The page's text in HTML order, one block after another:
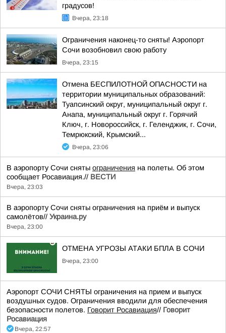
градусов!
Вчера, 23:18
Ограничения наконец-то сняты! Аэропорт
Сочи возобновил свою работу
Вчера, 23:15
Отмена БЕСПИЛОТНОЙ ОПАСНОСТИ на
территории муниципальных образований:
Туапсинский округ, муниципальный округ г.
Анапа, муниципальный округ г. Горячий
Ключ, г. Новороссийск, г. Геленджик, г. Сочи,
Темрюкский, Крымский...
Вчера, 23:06
В аэропорту Сочи сняты ограничения на полеты. Об этом
сообщает Росавиация.// ВЕСТИ
Вчера, 23:03
В аэропорту Сочи сняты ограничения на приём и выпуск
самолётов// Украина.ру
Вчера, 23:00
ОТМЕНА УГРОЗЫ АТАКИ БПЛА В СОЧИ
Вчера, 23:00
Аэропорт СОЧИ СНЯТЫ ограничения на прием и выпуск
воздушных судов. Ограничения вводили для обеспечения
безопасности полетов. Говорит Росавиация// Говорит
Росавиация
Вчера, 22:57